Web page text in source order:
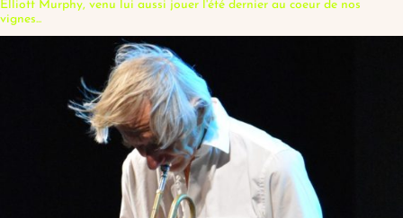
Elliott Murphy, venu lui aussi jouer l'été dernier au coeur de nos
vignes...